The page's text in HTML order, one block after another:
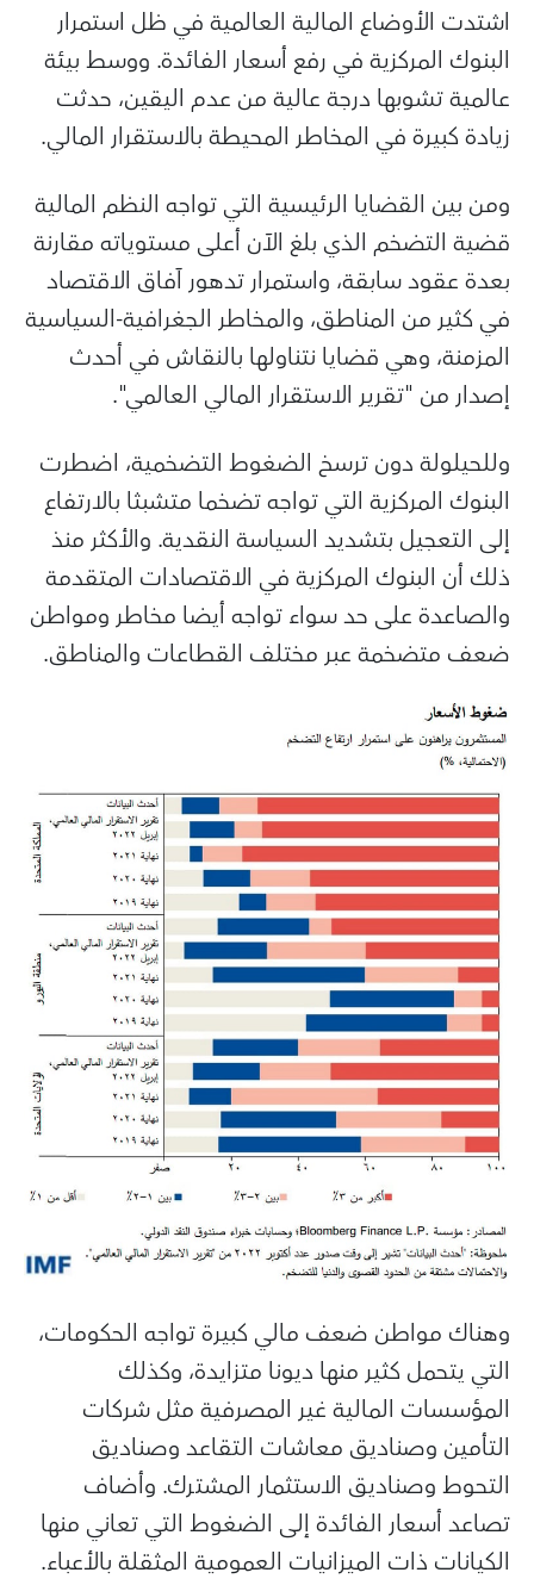
اشتدت الأوضاع المالية العالمية في ظل استمرار
البنوك المركزية في رفع أسعار الفائدة. ووسط بيئة
عالمية تشوبها درجة عالية من عدم اليقين، حدثت
زيادة كبيرة في المخاطر المحيطة بالاستقرار المالي.
ومن بين القضايا الرئيسية التي تواجه النظم المالية
قضية التضخم الذي بلغ الآن أعلى مستوياته مقارنة
بعدة عقود سابقة، واستمرار تدهور آفاق الاقتصاد
في كثير من المناطق، والمخاطر الجغرافية-السياسية
المزمنة، وهي قضايا نتناولها بالنقاش في أحدث
إصدار من "تقرير الاستقرار المالي العالمي".
وللحيلولة دون ترسخ الضغوط التضخمية، اضطرت
البنوك المركزية التي تواجه تضخما متشبثا بالارتفاع
إلى التعجيل بتشديد السياسة النقدية. والأكثر منذ
ذلك أن البنوك المركزية في الاقتصادات المتقدمة
والصاعدة على حد سواء تواجه أيضا مخاطر ومواطن
ضعف متضخمة عبر مختلف القطاعات والمناطق.
وهناك مواطن ضعف مالي كبيرة تواجه الحكومات،
التي يتحمل كثير منها ديونا متزايدة، وكذلك
المؤسسات المالية غير المصرفية مثل شركات
التأمين وصناديق معاشات التقاعد وصناديق
التحوط وصناديق الاستثمار المشترك. وأضاف
تصاعد أسعار الفائدة إلى الضغوط التي تعاني منها
الكيانات ذات الميزانيات العمومية المثقلة بالأعباء.